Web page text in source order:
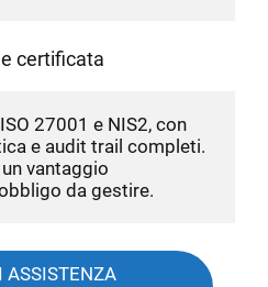
certificata
27001 e NIS2, con
e audit trail completi.
vantaggio
da gestire.
ASSISTENZA